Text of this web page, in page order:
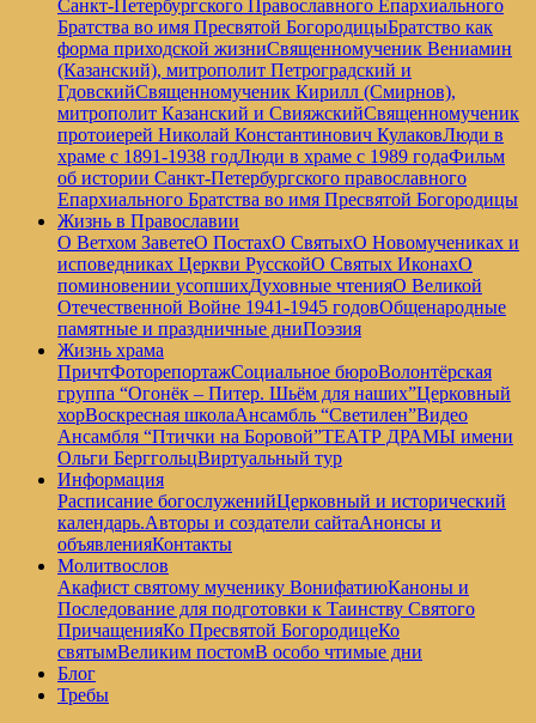
Санкт-Петербургского Православного Епархиального
Братства во имя Пресвятой БогородицыБратство как
форма приходской жизниСвященномученик Вениамин
(Казанский), митрополит Петроградский и
ГдовскийСвященномученик Кирилл (Смирнов),
митрополит Казанский и СвияжскийСвященномученик
протоиерей Николай Константинович КулаковЛюди в
храме с 1891-1938 годЛюди в храме с 1989 годаФильм
об истории Санкт-Петербургского православного
Епархиального Братства во имя Пресвятой Богородицы
Жизнь в Православии
О Ветхом ЗаветеО ПостахО СвятыхО Новомучениках и
исповедниках Церкви РусскойО Святых ИконахО
поминовении усопшихДуховные чтенияО Великой
Отечественной Войне 1941-1945 годовОбщенародные
памятные и праздничные дниПоэзия
Жизнь храма
ПричтФоторепортажСоциальное бюроВолонтёрская
группа “Огонёк – Питер. Шьём для наших”Церковный
хорВоскресная школаАнсамбль “Светилен”Видео
Ансамбля “Птички на Боровой”ТЕАТР ДРАМЫ имени
Ольги БерггольцВиртуальный тур
Информация
Расписание богослуженийЦерковный и исторический
календарь.Авторы и создатели сайтаАнонсы и
объявленияКонтакты
Молитвослов
Акафист святому мученику ВонифатиюКаноны и
Последование для подготовки к Таинству Святого
ПричащенияКо Пресвятой БогородицеКо
святымВеликим постомВ особо чтимые дни
Блог
Требы